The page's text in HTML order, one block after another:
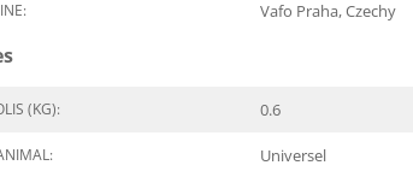
Vafo Praha, Czechy
(KG): 0.6
Universel